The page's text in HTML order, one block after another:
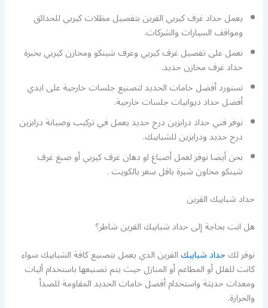
يعمل حداد غرف كيربي القرين بتفصيل مظلات كيربي للحدائق
ومواقف السيارات والشركات.
نعمل على تفصيل غرف كيربي وغرف شينكو ومخازن كيربي بخبرة
حداد غرف مخازن حديد.
نستورد أفضل خامات الحديد لتصنيع جلسات خارجية على ايدي
أفضل حداد ديوانيات جلسات خارجية.
نوفر فني حداد درابزين درج حديد يعمل في تركيب وصيانة درابزين
درج حديد ودرابزين للشبابيك.
نحن أيضا نوفر لعمل أصباغ او دهان غرف كيربي أو صبغ غرف
شينكو مخاون شبرة باقل سعر بالكويت .
حداد شبابيك القرين
هل انت بحاجة إلى حداد شبابيك القرين شاطر؟
نوفر لكحداد شبابيكالقرين الذي يعمل بتصنيع كافة الشبابيك سواء
كانت للفلل أو المطاعم أو المنازل حيث يتم تصنيعها باستخدام أليات
ومعدات حديثة واستخدام أفضل خامات الحديد المقاومة للصدأ
والحرارة.